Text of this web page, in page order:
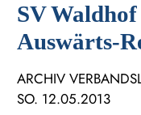
SV
Auswärts-
ARCHIV
O. 12.05.2013